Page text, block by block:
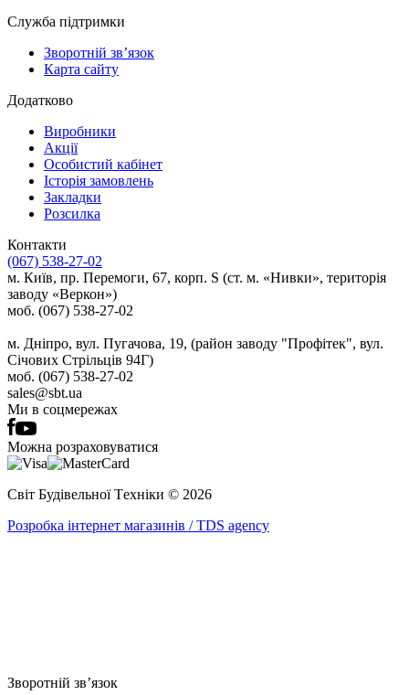
Служба підтримки
Зворотній зв’язок
Карта сайту
Додатково
Виробники
Акції
Особистий кабінет
Історія замовлень
Закладки
Розсилка
Контакти
(067) 538-27-02
м. Київ, пр. Перемоги, 67, корп. S (ст. м. «Нивки», територія
заводу «Веркон»)
моб. (067) 538-27-02
м. Дніпро, вул. Пугачова, 19, (район заводу "Профітек", вул.
Січових Стрільців 94Г)
моб. (067) 538-27-02
sales@sbt.ua
Ми в соцмережах
Можна розраховуватися
Світ Будівельної Tехніки © 2026
Розробка інтернет магазинів / TDS agency
Зворотній зв’язок